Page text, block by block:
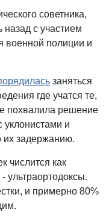
советника,
с участием
военной полиции и
заняться
где учатся те,
похвалила решение
уклонистами и
их задержанию.
числится как
- ультраортодоксы.
и примерно 80%